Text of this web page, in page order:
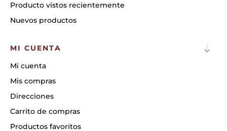
Producto vistos recientemente
Nuevos productos
MI CUENTA
Mi cuenta
Mis compras
Direcciones
Carrito de compras
Productos favoritos